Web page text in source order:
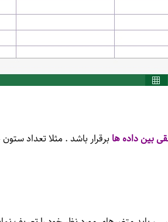
بین داده ها برقرار باشد . مثلا تعداد